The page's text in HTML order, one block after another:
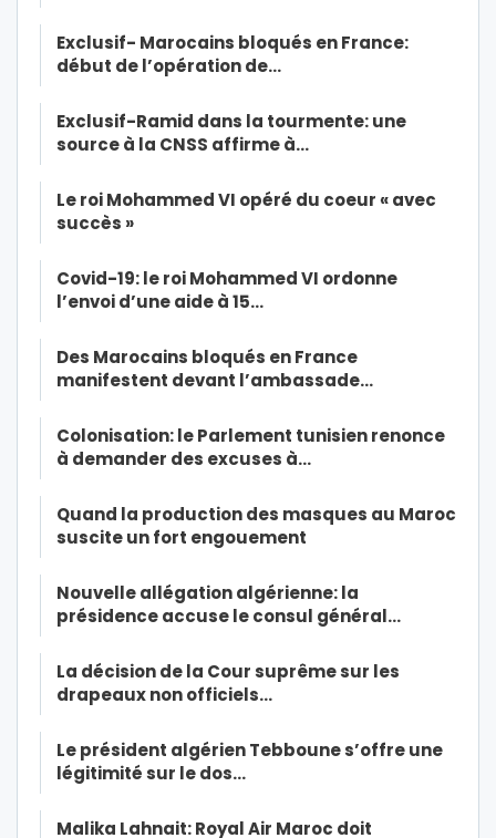
Exclusif- Marocains bloqués en France:
début de l’opération de…
Exclusif-Ramid dans la tourmente: une
source à la CNSS affirme à…
Le roi Mohammed VI opéré du coeur « avec
succès »
Covid-19: le roi Mohammed VI ordonne
l’envoi d’une aide à 15…
Des Marocains bloqués en France
manifestent devant l’ambassade…
Colonisation: le Parlement tunisien renonce
à demander des excuses à…
Quand la production des masques au Maroc
suscite un fort engouement
Nouvelle allégation algérienne: la
présidence accuse le consul général…
La décision de la Cour suprême sur les
drapeaux non officiels…
Le président algérien Tebboune s’offre une
légitimité sur le dos…
Malika Lahnait: Royal Air Maroc doit